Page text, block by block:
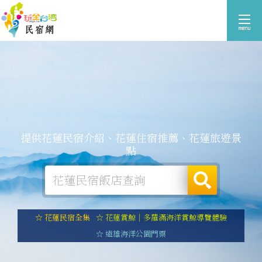
提供花蓮民宿介紹、花蓮住宿推薦、花蓮旅遊景
點
☆ 花蓮民宿全集 ☆ 花蓮賞鯨｜多羅滿海洋賞鯨導覽體驗
☆ 遠雄海洋公園門票